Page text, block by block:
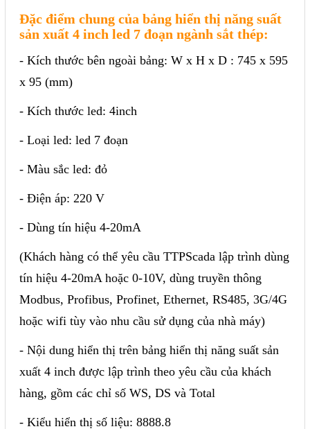
Đặc điểm chung của bảng hiển thị năng suất
sản xuất 4 inch led 7 đoạn ngành sắt thép:
- Kích thước bên ngoài bảng: W x H x D : 745 x 595
x 95 (mm)
- Kích thước led: 4inch
- Loại led: led 7 đoạn
- Màu sắc led: đỏ
- Điện áp: 220 V
- Dùng tín hiệu 4-20mA
(Khách hàng có thể yêu cầu TTPScada lập trình dùng
tín hiệu 4-20mA hoặc 0-10V, dùng truyền thông
Modbus, Profibus, Profinet, Ethernet, RS485, 3G/4G
hoặc wifi tùy vào nhu cầu sử dụng của nhà máy)
- Nội dung hiển thị trên bảng hiển thị năng suất sản
xuất 4 inch được lập trình theo yêu cầu của khách
hàng, gồm các chỉ số WS, DS và Total
- Kiểu hiển thị số liệu: 8888.8